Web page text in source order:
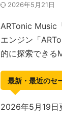
2026年5月21日
ARTonic Music
エンジン「
的に探索できる
最新・最近のセ
2026年5月19日